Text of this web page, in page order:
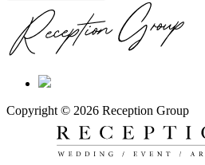
Copyright © 2026 Reception Group